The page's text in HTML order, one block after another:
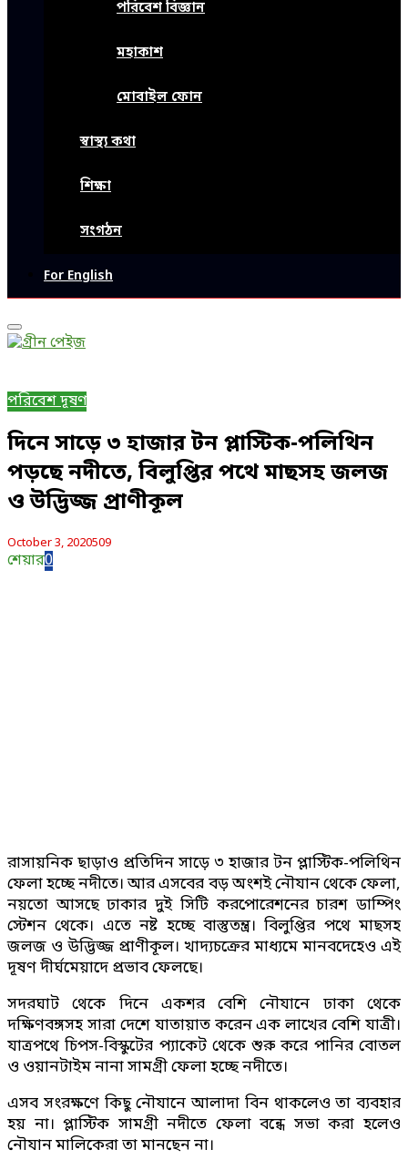
পরিবেশ বিজ্ঞান
মহাকাশ
মোবাইল ফোন
স্বাস্থ্য কথা
শিক্ষা
সংগঠন
For English
Primary
Menu
পরিবেশ দূষণ
দিনে সাড়ে ৩ হাজার টন প্লাস্টিক-পলিথিন
পড়ছে নদীতে, বিলুপ্তির পথে মাছসহ জলজ
ও উদ্ভিজ্জ প্রাণীকূল
October 3, 2020509
শেয়ার0
রাসায়নিক ছাড়াও প্রতিদিন সাড়ে ৩ হাজার টন প্লাস্টিক-পলিথিন
ফেলা হচ্ছে নদীতে। আর এসবের বড় অংশই নৌযান থেকে ফেলা,
নয়তো আসছে ঢাকার দুই সিটি করপোরেশনের চারশ ডাম্পিং
স্টেশন থেকে। এতে নষ্ট হচ্ছে বাস্তুতন্ত্র। বিলুপ্তির পথে মাছসহ
জলজ ও উদ্ভিজ্জ প্রাণীকূল। খাদ্যচক্রের মাধ্যমে মানবদেহেও এই
দূষণ দীর্ঘমেয়াদে প্রভাব ফেলছে।
সদরঘাট থেকে দিনে একশর বেশি নৌযানে ঢাকা থেকে
দক্ষিণবঙ্গসহ সারা দেশে যাতায়াত করেন এক লাখের বেশি যাত্রী।
যাত্রপথে চিপস-বিস্কুটের প্যাকেট থেকে শুরু করে পানির বোতল
ও ওয়ানটাইম নানা সামগ্রী ফেলা হচ্ছে নদীতে।
এসব সংরক্ষণে কিছু নৌযানে আলাদা বিন থাকলেও তা ব্যবহার
হয় না। প্লাস্টিক সামগ্রী নদীতে ফেলা বন্ধে সভা করা হলেও
নৌযান মালিকেরা তা মানছেন না।